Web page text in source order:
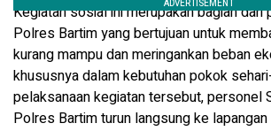
Kegiatan sosial ini merupakan bagian dari
Polres Bartim yang bertujuan untuk
kurang mampu dan meringankan beban
khususnya dalam kebutuhan pokok
pelaksanaan kegiatan tersebut, personel
Polres Bartim turun langsung ke